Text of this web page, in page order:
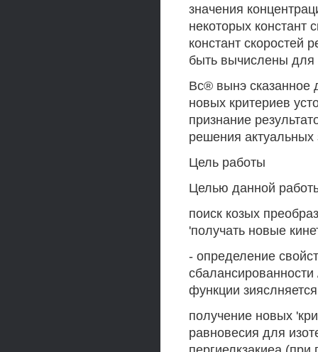
значения
некоторых констант
констант скоростей
быть вычислены для
Вс® вынэ сказанное
новых критериев
признание
решения актуальных
Цель работы
Целью данной
поиск козых
'получать новые
- определение
сбалансированности
функции
получение новых
равновесия для